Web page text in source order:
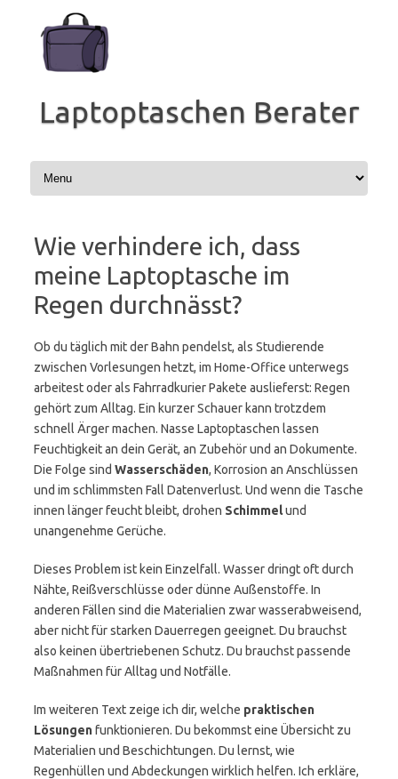
springen
Laptoptaschen Berater
Wie verhindere ich, dass
meine Laptoptasche im
Regen durchnässt?
Ob du täglich mit der Bahn pendelst, als Studierende
zwischen Vorlesungen hetzt, im Home-Office unterwegs
arbeitest oder als Fahrradkurier Pakete auslieferst: Regen
gehört zum Alltag. Ein kurzer Schauer kann trotzdem
schnell Ärger machen. Nasse Laptoptaschen lassen
Feuchtigkeit an dein Gerät, an Zubehör und an Dokumente.
Die Folge sind Wasserschäden, Korrosion an Anschlüssen
und im schlimmsten Fall Datenverlust. Und wenn die Tasche
innen länger feucht bleibt, drohen Schimmelund
unangenehme Gerüche.
Dieses Problem ist kein Einzelfall. Wasser dringt oft durch
Nähte, Reißverschlüsse oder dünne Außenstoffe. In
anderen Fällen sind die Materialien zwar wasserabweisend,
aber nicht für starken Dauerregen geeignet. Du brauchst
also keinen übertriebenen Schutz. Du brauchst passende
Maßnahmen für Alltag und Notfälle.
Im weiteren Text zeige ich dir, welche praktischen
Lösungenfunktionieren. Du bekommst eine Übersicht zu
Materialien und Beschichtungen. Du lernst, wie
Regenhüllen und Abdeckungen wirklich helfen. Ich erkläre,